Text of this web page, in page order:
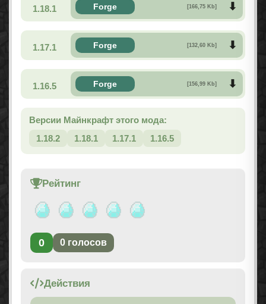
1.18.1 Forge [166,75 Kb]
1.17.1 Forge [132,60 Kb]
1.16.5 Forge [156,99 Kb]
Версии Майнкрафт этого мода:
1.18.2
1.18.1 1.17.1 1.16.5
Рейтинг
0 0 голосов
Действия